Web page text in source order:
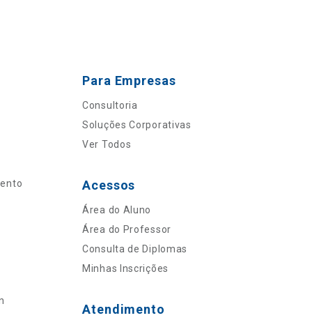
Para Empresas
Consultoria
Soluções Corporativas
Ver Todos
Acessos
Área do Aluno
Área do Professor
Consulta de Diplomas
Minhas Inscrições
Atendimento